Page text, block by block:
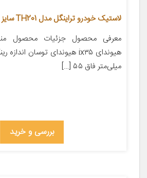
لاستیک خودرو تراینگل مدل TH201 سایز 225/55R18
معرفی محصول جزئیات محصول
میلی‌متر فاق ۵۵ […]
بررسی و خرید